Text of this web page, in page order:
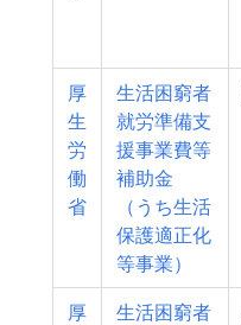
厚
生
労
働
省
生活困窮者
就労準備支
援事業費等
補助金
（うち生活
保護適正化
等事業）
厚
生活困窮者